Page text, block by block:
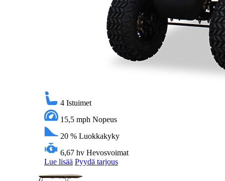
4 Istuimet
15,5 mph Nopeus
20 % Luokkakyky
6,67 hv Hevosvoimat
Lue lisää Pyydä tarjous